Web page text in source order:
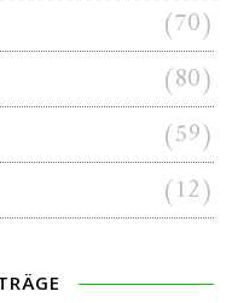
(70)
(80)
(59)
(12)